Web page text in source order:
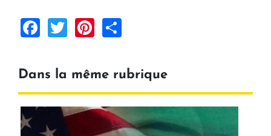
Facebook
TwitterPinterest
Dans la même rubrique